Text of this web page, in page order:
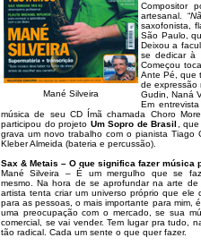
Mané Silveira
Compositor
artesanal. “
saxofonista,
São Paulo,
Deixou a
se dedicar à
Começou
Ante Pé, que
de expressão
Gudin, Naná
Em
música de seu CD Ímã chamada Choro
participou do projeto Um Sopro de Brasil
,
grava um novo trabalho com o pianista Tiago
Kleber Almeida (bateria e percussão).
Sax & Metais – O que significa fazer música
Mané Silveira – É um mergulho que se
mesmo. Na hora de se aprofundar na arte de
artista tenta criar um universo próprio que ele
para as pessoas, o mais importante para mim,
uma preocupação com o mercado, se sua
comercial, se vai vender. Tem lugar pra tudo,
tão radical. Cada um sente o que quer fazer.